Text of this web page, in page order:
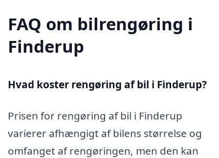
FAQ om bilrengøring i
Finderup
Hvad koster rengøring af bil i Finderup?
Prisen for rengøring af bil i Finderup
varierer afhængigt af bilens størrelse og
omfanget af rengøringen, men den kan